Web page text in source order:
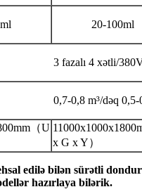
20-100ml
3 fazalı 4 xətli/
0,7-0,8 m³/dəq
（U
x G x Y）
edilə bilən sürətli
hazırlaya bilərik.